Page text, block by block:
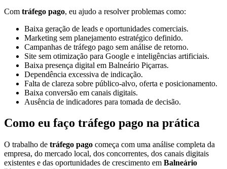
Com tráfego pago, eu ajudo a resolver problemas como:
Baixa geração de leads e oportunidades comerciais.
Marketing sem planejamento estratégico definido.
Campanhas de tráfego pago sem análise de retorno.
Site sem otimização para Google e inteligências artificiais.
Baixa presença digital em Balneário Piçarras.
Dependência excessiva de indicação.
Falta de clareza sobre público-alvo, oferta e posicionamento.
Baixa conversão em canais digitais.
Ausência de indicadores para tomada de decisão.
Como eu faço tráfego pago na prática
O trabalho de tráfego pago começa com uma análise completa da
empresa, do mercado local, dos concorrentes, dos canais digitais
existentes e das oportunidades de crescimento em Balneário